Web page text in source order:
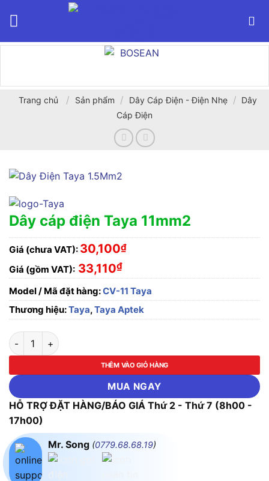
Trang chủ / Sản phẩm / Dây Cáp Điện - Điện Nhẹ / Dây
Cáp Điện
Dây cáp điện Taya 11mm2
Giá (chưa VAT): 30,100₫
Giá (gồm VAT): 33,110₫
Model / Mã đặt hàng:CV-11 Taya
Thương hiệu:Taya,Taya Aptek
Dây cáp điện Taya 11mm2 số lượng
THÊM VÀO GIỎ HÀNG
MUA NGAY
HỖ TRỢ ĐẶT HÀNG/BÁO GIÁ Thứ 2 - Thứ 7 (8h00 -
17h00)
Mr. Song (0779.68.68.19)